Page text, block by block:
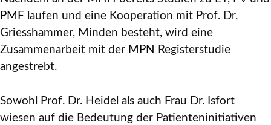
PMF laufen und eine Kooperation mit Prof. Dr.
Griesshammer, Minden besteht, wird eine
Zusammenarbeit mit der MPN Registerstudie
angestrebt.
Sowohl Prof. Dr. Heidel als auch Frau Dr. Isfort
wiesen auf die Bedeutung der Patienteninitiativen